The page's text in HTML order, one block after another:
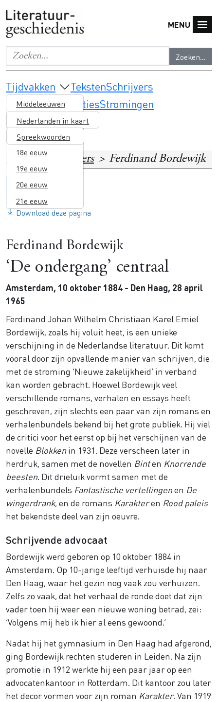
MENU
Zoeken...
Geef de woorden op waar je naar wilt zoeken.
Main navigation
Tijdvakken
Middeleeuwen
Nederlanden in kaart
16e eeuw
Spreekwoorden
17e eeuw
18e eeuw
19e eeuw
20e eeuw
21e eeuw
TekstenSchrijvers
Thema's & selectiesStromingen
Lesmateriaal
Home Schrijvers Ferdinand Bordewijk
Download deze pagina
Ferdinand Bordewijk
‘De ondergang’ centraal
Amsterdam, 10 oktober 1884 - Den Haag, 28 april
1965
Ferdinand Johan Wilhelm Christiaan Karel Emiel
Bordewijk, zoals hij voluit heet, is een unieke
verschijning in de Nederlandse literatuur. Dit komt
vooral door zijn opvallende manier van schrijven, die
met de stroming ‘Nieuwe zakelijkheid’ in verband
kan worden gebracht. Hoewel Bordewijk veel
verschillende romans, verhalen en essays heeft
geschreven, zijn slechts een paar van zijn romans en
verhalenbundels bekend bij het grote publiek. Hij viel
de critici voor het eerst op bij het verschijnen van de
novelle Blokkenin 1931. Deze verscheen later in
herdruk, samen met de novellen Binten Knorrende
beesten. Dit drieluik vormt samen met de
verhalenbundels Fantastische vertellingenen De
wingerdrank, en de romans Karakteren Rood paleis
het bekendste deel van zijn oeuvre.
Schrijvende advocaat
Bordewijk werd geboren op 10 oktober 1884 in
Amsterdam. Op 10-jarige leeftijd verhuisde hij naar
Den Haag, waar het gezin nog vaak zou verhuizen.
Zelfs zo vaak, dat het verhaal de ronde doet dat zijn
vader toen hij weer een nieuwe woning betrad, zei:
‘Volgens mij heb ik hier al eens gewoond.’
Nadat hij het gymnasium in Den Haag had afgerond,
ging Bordewijk rechten studeren in Leiden. Na zijn
promotie in 1912 werkte hij een paar jaar op een
advocatenkantoor in Rotterdam. Dit kantoor zou later
het decor vormen voor zijn roman Karakter. Van 1919